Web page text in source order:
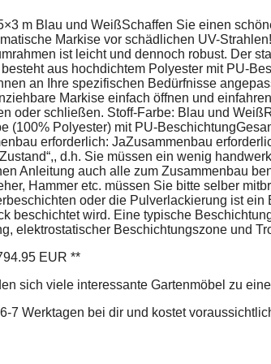
m Blau und WeißSchaffen Sie einen
Markise vor schädlichen UV-
ist leicht und dennoch robust. Der
aus hochdichtem Polyester mit PU-
an Ihre spezifischen Bedürfnisse
Markise einfach öffnen und
oder schließen. Stoff-Farbe: Blau und
(100% Polyester) mit PU-
erforderlich: JaZusammenbau
d.h. Sie müssen ein wenig
Anleitung auch alle zum Zusammenbau
Hammer etc. müssen Sie bitte selber
oder die Pulverlackierung ist ein
beschichtet wird. Eine typische
elektrostatischer Beschichtungszone und
EUR **
sich viele interessante Gartenmöbel zu
7 Werktagen bei dir und kostet